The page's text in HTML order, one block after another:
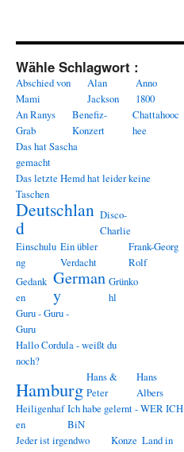
Wähle Schlagwort :
Abschied von
Mami
Alan
Jackson
Anno
1800
An Ranys
Grab
Benefiz-
Konzert
Chattahooc
hee
Das hat Sascha
gemacht
Das letzte Hemd hat leider keine
Taschen
Deutschlan
d
Disco-
Charlie
Einschulu
ng
Ein übler
Verdacht
Frank-Georg
Rolf
Gedank
en
German
y
Grünko
hl
Guru - Guru -
Guru
Hallo Cordula - weißt du
noch?
Hamburg
Hans &
Peter
Hans
Albers
Heiligenhaf
en
Ich habe gelernt - WER ICH
BiN
Jeder ist irgendwo
Konze Land in